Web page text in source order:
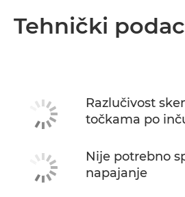
Tehnički
Razlučivost
točkama po
Nije potrebno
napajanje